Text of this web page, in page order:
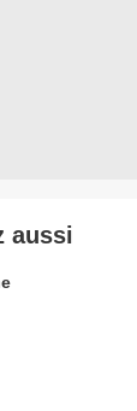
aussi